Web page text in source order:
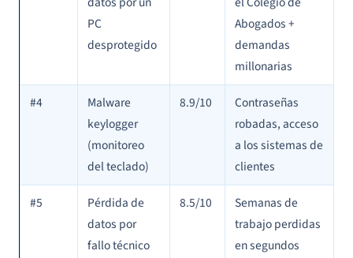
PC
desprotegido
Abogados +
demandas
millonarias
#4
Malware
keylogger
(monitoreo
del teclado)
8.9/10
Contraseñas
robadas, acceso
a los sistemas de
clientes
#5
Pérdida de
datos por
fallo técnico
8.5/10
Semanas de
trabajo perdidas
en segundos